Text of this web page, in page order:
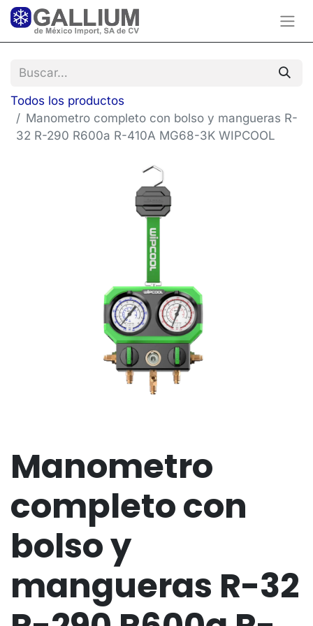
Todos los productos
Manometro completo con bolso y mangueras R-
32 R-290 R600a R-410A MG68-3K WIPCOOL
Manometro
completo con
bolso y
mangueras R-32